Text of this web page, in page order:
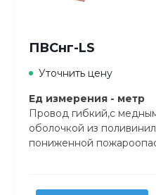
ПВСнг-LS
Уточнить цену
Ед измерения - метр
Провод гибкий,с
оболочкой из
пониженной